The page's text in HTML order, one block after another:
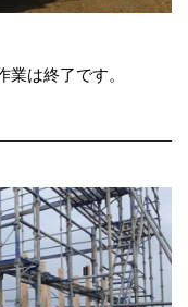
は終了です。